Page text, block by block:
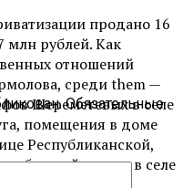
продано 16
млн рублей. Как
отношений
среди them —
Шереметевых в селе
помещения в доме
Республиканской,
бывшей школы в селе
Обязательные